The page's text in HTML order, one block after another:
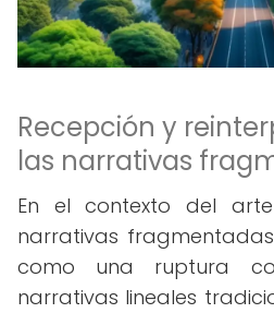
Recepción y
las narrativas
En el contexto del
narrativas
como una ruptura
narrativas lineales